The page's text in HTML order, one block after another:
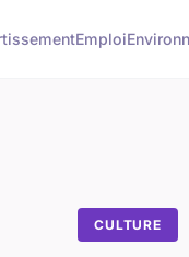
Emploi
CULTURE